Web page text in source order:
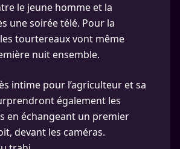
le jeune homme et la
une soirée télé. Pour la
tourtereaux vont même
nuit ensemble.
intime pour l’agriculteur et sa
également les
en échangeant un premier
devant les caméras.